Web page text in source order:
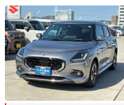
ール｜本革巻きステアリン
電動パーキングブレーキ｜
｜リモート格納式ドアミラ